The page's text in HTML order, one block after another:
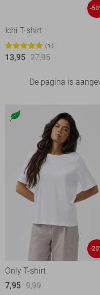
-
Ichi T-shirt
1
13,95 27,95
De pagina is
-
Only T-shirt
7,95 9,99